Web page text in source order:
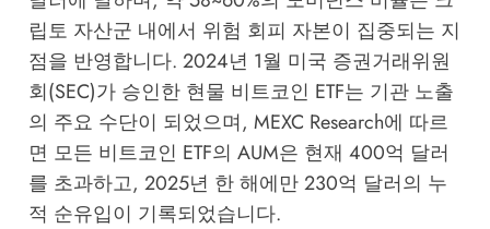
립토 자산군 내에서 위험 회피 자본이 집중되는 지
점을 반영합니다. 2024년 1월 미국 증권거래위원
회(SEC)가 승인한 현물 비트코인 ETF는 기관 노출
의 주요 수단이 되었으며, MEXC Research에 따르
면 모든 비트코인 ETF의 AUM은 현재 400억 달러
를 초과하고, 2025년 한 해에만 230억 달러의 누
적 순유입이 기록되었습니다.